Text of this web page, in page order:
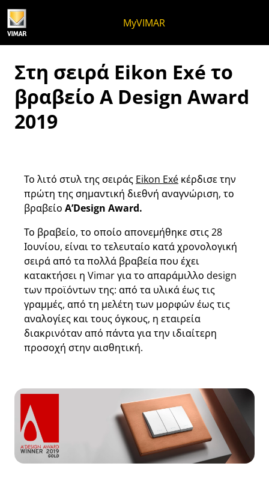
MyVIMAR
Στη σειρά Eikon Exé το
βραβείο A Design Award
2019
Το λιτό στυλ της σειράς Eikon Exé κέρδισε την
πρώτη της σημαντική διεθνή αναγνώριση, το
βραβείο A’Design Award.
Το βραβείο, το οποίο απονεμήθηκε στις 28
Ιουνίου, είναι το τελευταίο κατά χρονολογική
σειρά από τα πολλά βραβεία που έχει
κατακτήσει η Vimar για το απαράμιλλο design
των προϊόντων της: από τα υλικά έως τις
γραμμές, από τη μελέτη των μορφών έως τις
αναλογίες και τους όγκους, η εταιρεία
διακρινόταν από πάντα για την ιδιαίτερη
προσοχή στην αισθητική.